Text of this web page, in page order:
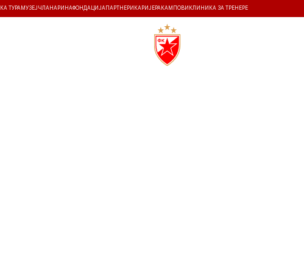
ТУРАМУЗЕЈ ЧЛАНАРИНАФОНДАЦИЈА ПАРТНЕРИ КАРИЈЕРА КАМПОВИ КЛИНИКА ЗА ТРЕНЕРЕ